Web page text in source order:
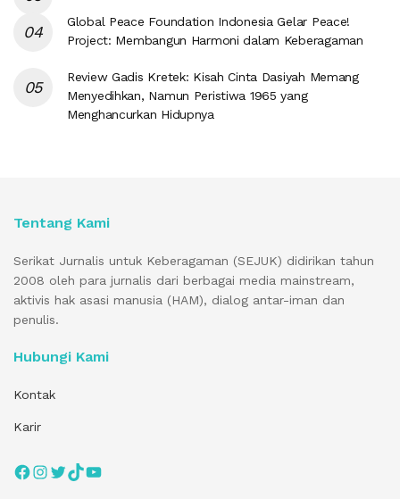
Global Peace Foundation Indonesia Gelar Peace!
Project: Membangun Harmoni dalam Keberagaman
Review Gadis Kretek: Kisah Cinta Dasiyah Memang
Menyedihkan, Namun Peristiwa 1965 yang
Menghancurkan Hidupnya
Tentang Kami
Serikat Jurnalis untuk Keberagaman (SEJUK) didirikan tahun
2008 oleh para jurnalis dari berbagai media mainstream,
aktivis hak asasi manusia (HAM), dialog antar-iman dan
penulis.
Hubungi Kami
Kontak
Karir
Facebook
Instagram
Twitter
TikTokYouTube